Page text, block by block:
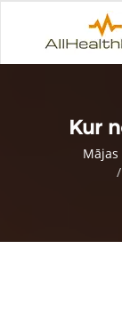
Kur
Mājas